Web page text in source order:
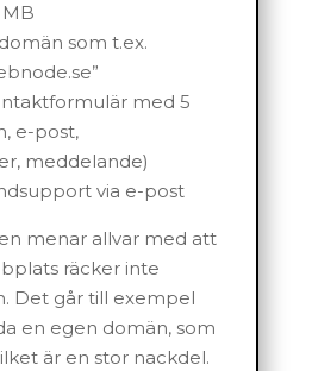
som t.ex.
med 5
e-post,
meddelande)
via e-post
menar allvar med att
räcker inte
Det går till exempel
en egen domän, som
är en stor nackdel.